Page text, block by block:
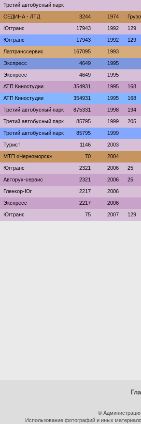
Третий автобусный парк
СЕДИНА - ЛТД 3244 1974
Югтранс 17943 1992 129
Югтранс 17943 1992 129
Лазтранссервис 167095 1993
Экспресс 4649 1995
Экспресс 4649 1995
АТП Киностудии 354931 1995 168
АТП Киностудии 354931 1995 168
Третий автобусный парк 875331 1998 194
Третий автобусный парк 85795 1999 205
Третий автобусный парк 85795 1999
Турист 1146 2003
МТП «Черноморск» 70 2004
Югтранс 2321 2006 25
Авторух-сервис 2321 2006 25
Гленкор-Юг 2217 2006
Экспресс 2217 2006
Югтранс 75 2007 129
©
Использование фотографий и иных